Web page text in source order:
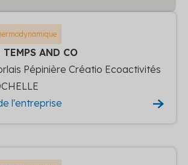
AND CO
Pépinière Créatio Ecoactivités
l'entreprise